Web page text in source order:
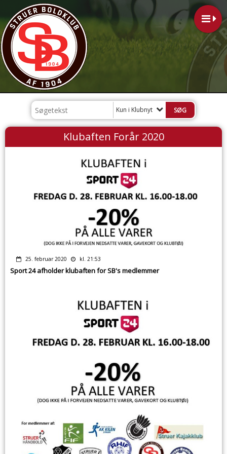
Kun i Klubnyt
Klubaften Forår 2020
25. februar 2020 kl. 21:53
Sport 24 afholder klubaften for SB's medlemmer